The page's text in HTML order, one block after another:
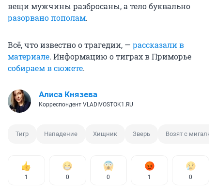
вещи мужчины разбросаны, а тело буквально
разорвано пополам.
Всё, что известно о трагедии, — рассказали в
материале. Информацию о тиграх в Приморье
собираем в сюжете.
Алиса Князева
Корреспондент VLADIVOSTOK1.RU
Тигр Нападение Хищник Зверь Возят с
1 0 0 1 0